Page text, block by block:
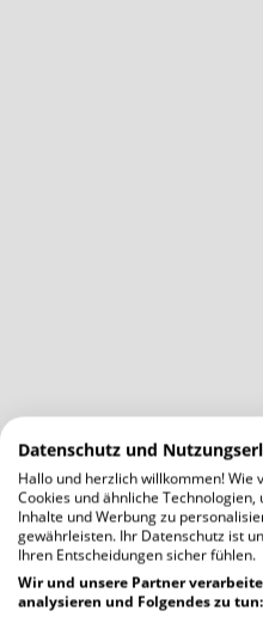
Datenschutz und
Hallo und herzlich willkommen! Wie
Cookies und ähnliche
Inhalte und Werbung zu
gewährleisten. Ihr Datenschutz ist
Ihren Entscheidungen sicher fühlen.
Wir und unsere Partner
analysieren und Folgendes zu tun: